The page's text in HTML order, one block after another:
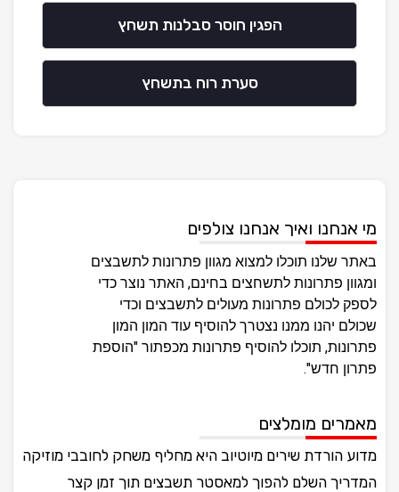
הפגין חוסר סבלנות תשחץ
סערת רוח בתשחץ
מי אנחנו ואיך אנחנו צולפים
באתר שלנו תוכלו למצוא מגוון פתרונות לתשבצים
ומגוון פתרונות לתשחצים בחינם, האתר נוצר כדי
לספק לכולם פתרונות מעולים לתשבצים וכדי
שכולם יהנו ממנו נצטרך להוסיף עוד המון המון
פתרונות, תוכלו להוסיף פתרונות מכפתור "הוספת
פתרון חדש".
מאמרים מומלצים
מדוע הורדת שירים מיוטיוב היא מחליף משחק לחובבי מוזיקה
המדריך השלם להפוך למאסטר תשבצים תוך זמן קצר